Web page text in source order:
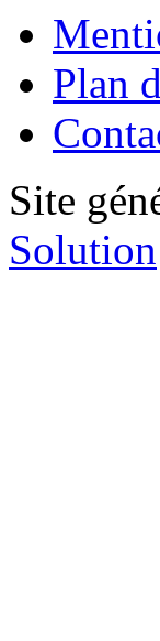
Plan
Site
Solution